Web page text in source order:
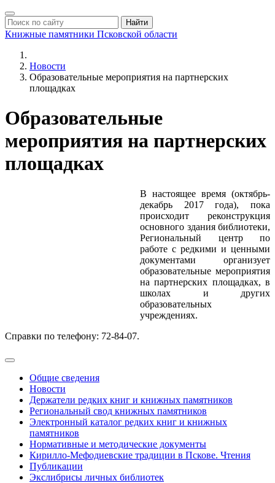
Найти
Книжные памятники Псковской области
Новости
Образовательные мероприятия на партнерских
площадках
Образовательные
мероприятия на партнерских
площадках
В настоящее время (октябрь-
декабрь 2017 года), пока
происходит реконструкция
основного здания библиотеки,
Региональный центр по
работе с редкими и ценными
документами организует
образовательные мероприятия
на партнерских площадках, в
школах и других
образовательных
учреждениях.
Справки по телефону: 72-84-07.
Общие сведения
Новости
Держатели редких книг и книжных памятников
Региональный свод книжных памятников
Электронный каталог редких книг и книжных
памятников
Нормативные и методические документы
Кирилло-Мефодиевские традиции в Пскове. Чтения
Публикации
Экслибрисы личных библиотек